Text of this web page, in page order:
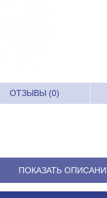
ОТЗЫВЫ (0)
ПОКАЗАТЬ